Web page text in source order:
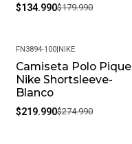
$134.990$179.990
-20%
FN3894-100|NIKE
Camiseta Polo Pique
Nike Shortsleeve-
Blanco
$219.990$274.990